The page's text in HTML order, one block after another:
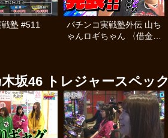
塾 #511
パチンコ実戦塾外伝 山ち
ゃんロギちゃん 〈借金返
坂46 トレジャースペック